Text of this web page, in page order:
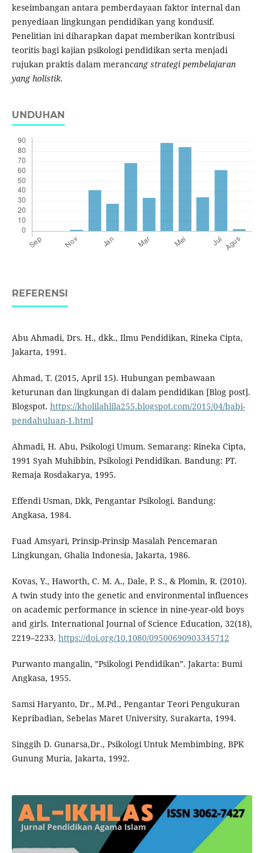
keseimbangan antara pemberdayaan faktor internal dan
penyediaan lingkungan pendidikan yang kondusif.
Penelitian ini diharapkan dapat memberikan kontribusi
teoritis bagi kajian psikologi pendidikan serta menjadi
rujukan praktis dalam merancang strategi pembelajaran
yang holistik.
UNDUHAN
REFERENSI
Abu Ahmadi, Drs. H., dkk., Ilmu Pendidikan, Rineka Cipta,
Jakarta, 1991.
Ahmad, T. (2015, April 15). Hubungan pembawaan
keturunan dan lingkungan di dalam pendidikan [Blog post].
Blogspot. https://kholilahlila255.blogspot.com/2015/04/babi-
pendahuluan-1.html
Ahmadi, H. Abu, Psikologi Umum. Semarang: Rineka Cipta,
1991 Syah Muhibbin, Psikologi Pendidikan. Bandung: PT.
Remaja Rosdakarya, 1995.
Effendi Usman, Dkk, Pengantar Psikologi. Bandung:
Angkasa, 1984.
Fuad Amsyari, Prinsip-Prinsip Masalah Pencemaran
Lingkungan, Ghalia Indonesia, Jakarta, 1986.
Kovas, Y., Haworth, C. M. A., Dale, P. S., & Plomin, R. (2010).
A twin study into the genetic and environmental influences
on academic performance in science in nine-year-old boys
and girls. International Journal of Science Education, 32(18),
2219–2233. https://doi.org/10.1080/09500690903345712
Purwanto mangalin, ”Psikologi Pendidikan”. Jakarta: Bumi
Angkasa, 1955.
Samsi Haryanto, Dr., M.Pd., Pengantar Teori Pengukuran
Kepribadian, Sebelas Maret University, Surakarta, 1994.
Singgih D. Gunarsa,Dr., Psikologi Untuk Membimbing, BPK
Gunung Muria, Jakarta, 1992.